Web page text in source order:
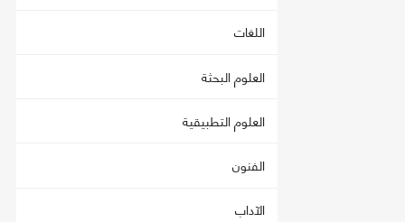
اللغات
العلوم البحثة
العلوم التطبيقية
الفنون
الآداب